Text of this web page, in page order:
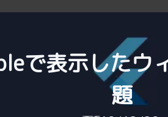
で表示したウ
題